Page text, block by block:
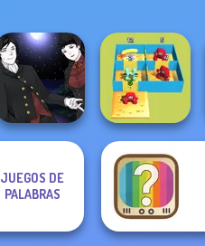
Manga Creator
Vampire Hunter
P...
Alphabet Lore
Maze
JUEGOS DE
PALABRAS